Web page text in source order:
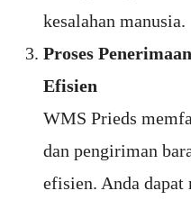
kesalahan manusia.
Proses
Efisien
WMS Prieds
dan pengiriman
efisien. Anda dapat